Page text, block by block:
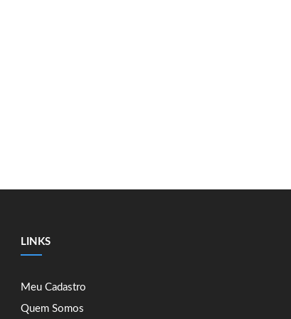
LINKS
Meu Cadastro
Quem Somos